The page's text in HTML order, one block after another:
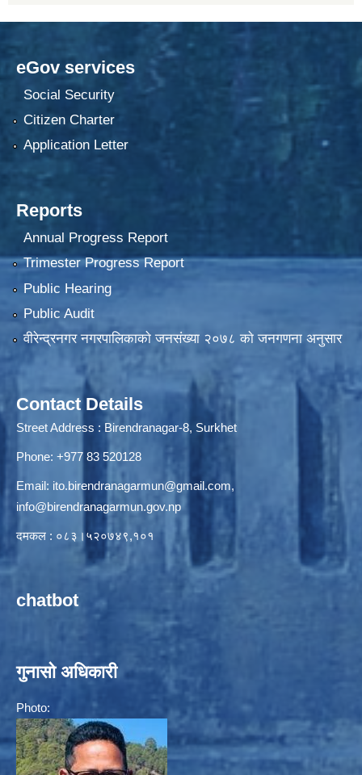
eGov services
Social Security
Citizen Charter
Application Letter
Reports
Annual Progress Report
Trimester Progress Report
Public Hearing
Public Audit
वीरेन्द्रनगर नगरपालिकाकाे जनसंख्या २०७८ काे जनगणना अनुसार
Contact Details
Street Address : Birendranagar-8, Surkhet
Phone: +977 83 520128
Email: ito.birendranagarmun@gmail.com,
info@birendranagarmun.gov.np
दमकल : ०८३।५२०७४९,१०१
chatbot
गुनासो अधिकारी
Photo: